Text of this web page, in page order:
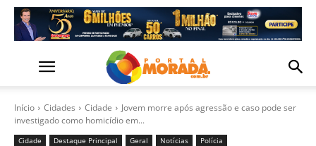
Início Cidades Cidade
Jovem morre após agressão e caso pode ser
investigado como homicídio em...
Cidade Destaque Principal Geral Notícias Polícia